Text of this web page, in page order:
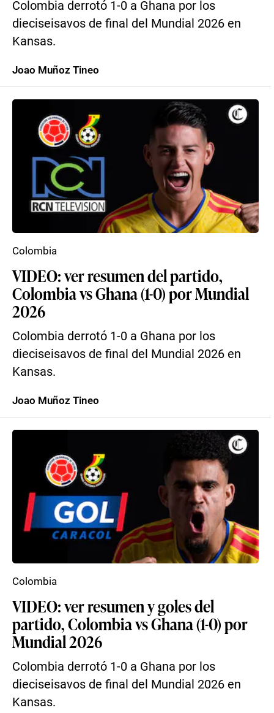
Colombia derrotó 1-0 a Ghana por los
dieciseisavos de final del Mundial 2026 en
Kansas.
Joao Muñoz Tineo
VIDEO: ver resumen del partido,
Colombia vs Ghana (1-0) por Mundial
2026
Colombia derrotó 1-0 a Ghana por los
dieciseisavos de final del Mundial 2026 en
Kansas.
Colombia
Joao Muñoz Tineo
VIDEO: ver resumen y goles del
partido, Colombia vs Ghana (1-0) por
Mundial 2026
Colombia derrotó 1-0 a Ghana por los
dieciseisavos de final del Mundial 2026 en
Kansas.
Colombia